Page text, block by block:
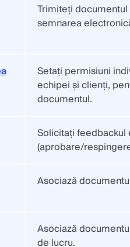
Trimiteți
semnarea
Setați permisiuni
echipei și clienți,
documentul.
Solicitați
(aprobare/
Asociază
Asociază
de lucru.